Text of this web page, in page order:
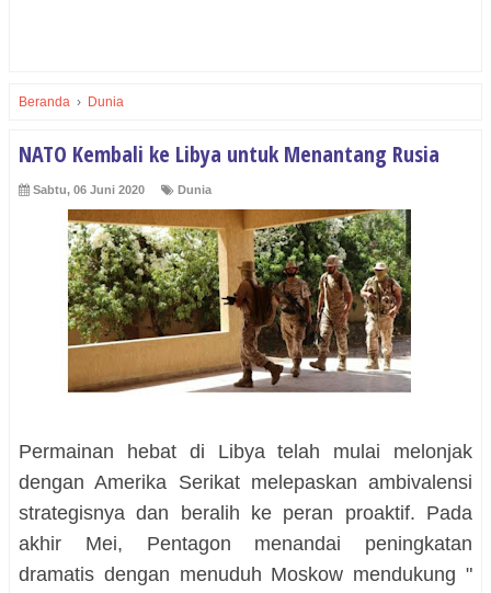
Beranda › Dunia
NATO Kembali ke Libya untuk Menantang Rusia
Sabtu, 06 Juni 2020 Dunia
Permainan hebat di Libya telah mulai melonjak
dengan Amerika Serikat melepaskan ambivalensi
strategisnya dan beralih ke peran proaktif. Pada
akhir Mei, Pentagon menandai peningkatan
dramatis dengan menuduh Moskow mendukung "